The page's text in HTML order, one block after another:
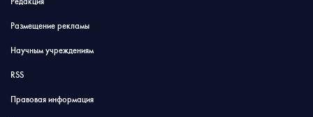
Размещение рекламы
Научным учреждениям
RSS
Правовая информация